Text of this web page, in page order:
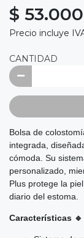
$ 53.000
Precio incluye
CANTIDAD
Bolsa de
integrada,
cómoda. Su
personalizado,
Plus protege la
diario del estoma.
Características 🔹